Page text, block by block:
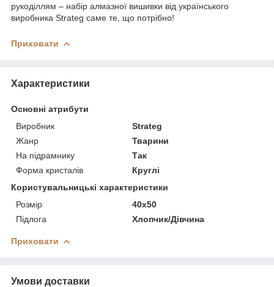
рукоділлям – набір алмазної вишивки від українського
виробника Strateg саме те, що потрібно!
Приховати
Характеристики
Основні атрибути
Виробник
Strateg
Жанр
Тварини
На підрамнику
Так
Форма кристалів
Круглі
Користувальницькі характеристики
Розмір
40х50
Підлога
Хлопчик/Дiвчина
Приховати
Умови доставки